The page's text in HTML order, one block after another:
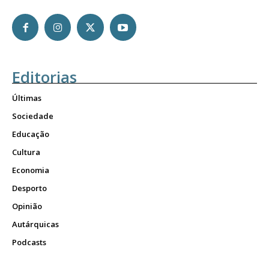
Editorias
Últimas
Sociedade
Educação
Cultura
Economia
Desporto
Opinião
Autárquicas
Podcasts